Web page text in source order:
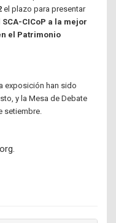
el plazo para presentar
CICoP a la mejor
el Patrimonio
exposición han sido
y la Mesa de Debate
setiembre.